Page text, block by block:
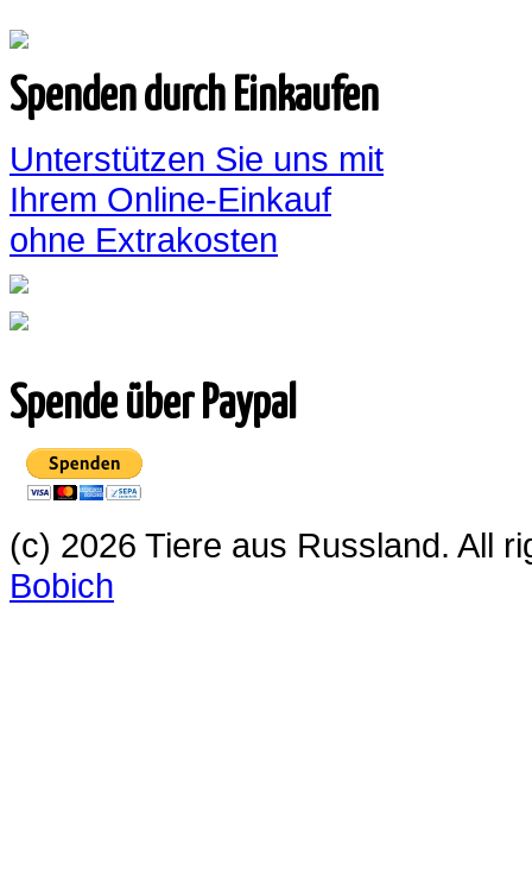
Spenden durch Einkaufen
Unterstützen Sie uns mit
Ihrem Online-Einkauf
ohne Extrakosten
Spende über Paypal
(c) 2026 Tiere aus Russland. All
Bobich